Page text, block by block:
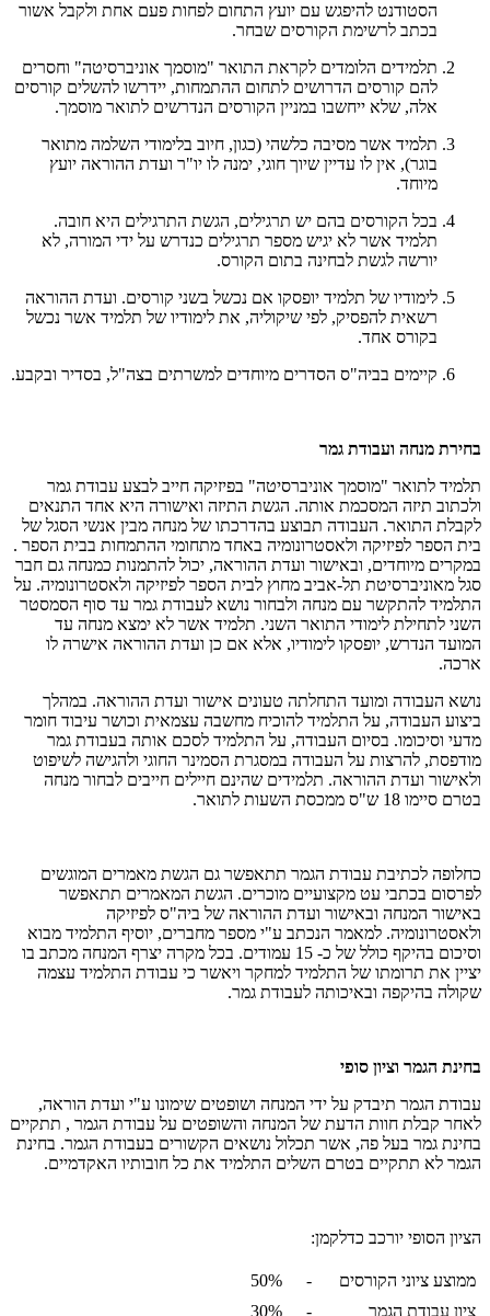
הסטודנט להיפגש עם יועץ התחום לפחות פעם אחת ולקבל אשור
בכתב לרשימת הקורסים שבחר.
תלמידים הלומדים לקראת התואר "מוסמך אוניברסיטה" וחסרים
להם קורסים הדרושים לתחום ההתמחות, יידרשו להשלים קורסים
אלה, שלא ייחשבו במניין הקורסים הנדרשים לתואר מוסמך.
תלמיד אשר מסיבה כלשהי (כגון, חיוב בלימודי השלמה מתואר
בוגר), אין לו עדיין שיוך חוגי, ימנה לו יו"ר ועדת ההוראה יועץ
מיוחד.
בכל הקורסים בהם יש תרגילים, הגשת התרגילים היא חובה.
תלמיד אשר לא יגיש מספר תרגילים כנדרש על ידי המורה, לא
יורשה לגשת לבחינה בתום הקורס.
לימודיו של תלמיד יופסקו אם נכשל בשני קורסים. ועדת ההוראה
רשאית להפסיק, לפי שיקוליה, את לימודיו של תלמיד אשר נכשל
בקורס אחד.
קיימים בביה"ס הסדרים מיוחדים למשרתים בצה"ל, בסדיר ובקבע.
בחירת מנחה ועבודת גמר
תלמיד לתואר "מוסמך אוניברסיטה" בפיזיקה חייב לבצע עבודת גמר
ולכתוב תיזה המסכמת אותה. הגשת התיזה ואישורה היא אחד התנאים
לקבלת התואר. העבודה תבוצע בהדרכתו של מנחה מבין אנשי הסגל של
בית הספר לפיזיקה ולאסטרונומיה באחד מתחומי ההתמחות בבית הספר .
במקרים מיוחדים, ובאישור ועדת ההוראה, יכול להתמנות כמנחה גם חבר
סגל מאוניברסיטת תל-אביב מחוץ לבית הספר לפיזיקה ולאסטרונומיה. על
התלמיד להתקשר עם מנחה ולבחור נושא לעבודת גמר עד סוף הסמסטר
השני לתחילת לימודי התואר השני. תלמיד אשר לא ימצא מנחה עד
המועד הנדרש, יופסקו לימודיו, אלא אם כן ועדת ההוראה אישרה לו
ארכה.
נושא העבודה ומועד התחלתה טעונים אישור ועדת ההוראה. במהלך
ביצוע העבודה, על התלמיד להוכיח מחשבה עצמאית וכושר עיבוד חומר
מדעי וסיכומו. בסיום העבודה, על התלמיד לסכם אותה בעבודת גמר
מודפסת, להרצות על העבודה במסגרת הסמינר החוגי ולהגישה לשיפוט
ולאישור ועדת ההוראה. תלמידים שהינם חיילים חייבים לבחור מנחה
בטרם סיימו 18 ש"ס ממכסת השעות לתואר.
כחלופה לכתיבת עבודת הגמר תתאפשר גם הגשת מאמרים המוגשים
לפרסום בכתבי עט מקצועיים מוכרים. הגשת המאמרים תתאפשר
באישור המנחה ובאישור ועדת ההוראה של ביה"ס לפיזיקה
ולאסטרונומיה. למאמר הנכתב ע"י מספר מחברים, יוסיף התלמיד מבוא
וסיכום בהיקף כולל של כ- 15 עמודים. בכל מקרה יצרף המנחה מכתב בו
יציין את תרומתו של התלמיד למחקר ויאשר כי עבודת התלמיד עצמה
שקולה בהיקפה ובאיכותה לעבודת גמר.
בחינת הגמר וציון סופי
עבודת הגמר תיבדק על ידי המנחה ושופטים שימונו ע"י ועדת הוראה,
לאחר קבלת חוות הדעת של המנחה והשופטים על עבודת הגמר , תתקיים
בחינת גמר בעל פה, אשר תכלול נושאים הקשורים בעבודת הגמר. בחינת
הגמר לא תתקיים בטרם השלים התלמיד את כל חובותיו האקדמיים.
הציון הסופי יורכב כדלקמן:
ממוצע ציוני הקורסים -
50%
ציון עבודת הגמר
-
30%